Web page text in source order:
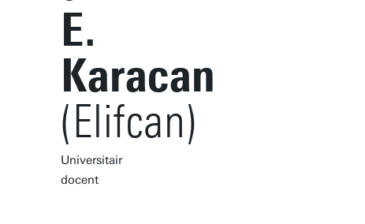
E.
Karacan
(Elifcan)
Universitair
docent